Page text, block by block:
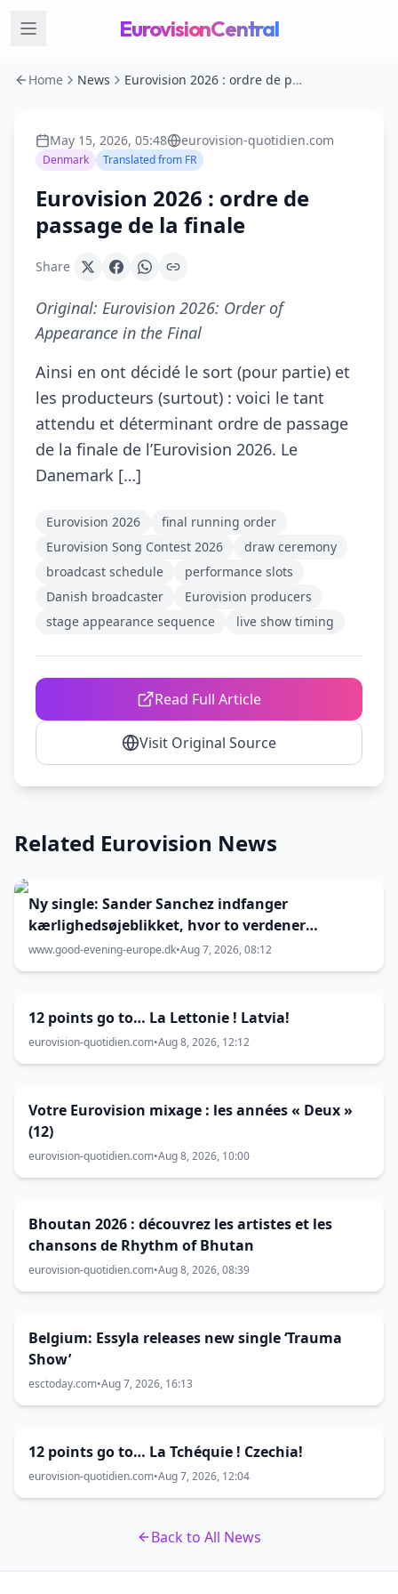
EurovisionCentral
Home News Eurovision 2026 : ordre de passage de la finale
May 15, 2026, 05:48 eurovision-quotidien.com
Denmark Translated from FR
Eurovision 2026 : ordre de
passage de la finale
Share
Original: Eurovision 2026: Order of
Appearance in the Final
Ainsi en ont décidé le sort (pour partie) et
les producteurs (surtout) : voici le tant
attendu et déterminant ordre de passage
de la finale de l’Eurovision 2026. Le
Danemark […]
Eurovision 2026
final running order
Eurovision Song Contest 2026
draw ceremony
broadcast schedule
performance slots
Danish broadcaster
Eurovision producers
stage appearance sequence
live show timing
Read Full Article
Visit Original Source
Related Eurovision News
Ny single: Sander Sanchez indfanger
kærlighedsøjeblikket, hvor to verdener
kolliderer
www.good-evening-europe.dk•Aug 7, 2026, 08:12
12 points go to… La Lettonie ! Latvia!
eurovision-quotidien.com•Aug 8, 2026, 12:12
Votre Eurovision mixage : les années « Deux »
(12)
eurovision-quotidien.com•Aug 8, 2026, 10:00
Bhoutan 2026 : découvrez les artistes et les
chansons de Rhythm of Bhutan
eurovision-quotidien.com•Aug 8, 2026, 08:39
Belgium: Essyla releases new single ‘Trauma
Show’
esctoday.com•Aug 7, 2026, 16:13
12 points go to… La Tchéquie ! Czechia!
eurovision-quotidien.com•Aug 7, 2026, 12:04
Back to All News